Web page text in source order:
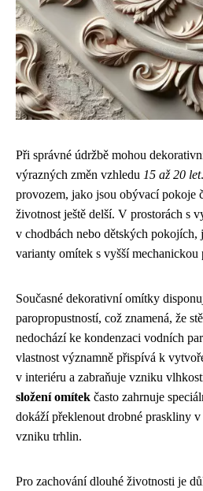
Při správné údržbě mohou
výrazných změn vzhledu 15 až 20 let
provozem, jako jsou obývací pokoje
životnost ještě delší. V prostorách s
v chodbách nebo dětských
varianty omítek s vyšší mechanickou
Současné dekorativní omítky
paropropustností, což znamená, že
nedochází ke kondenzaci vodních
vlastnost významně přispívá k
v interiéru a zabraňuje vzniku
složení omítek často zahrnuje
dokáží překlenout drobné praskliny
vzniku trhlin.
Pro zachování dlouhé životnosti je